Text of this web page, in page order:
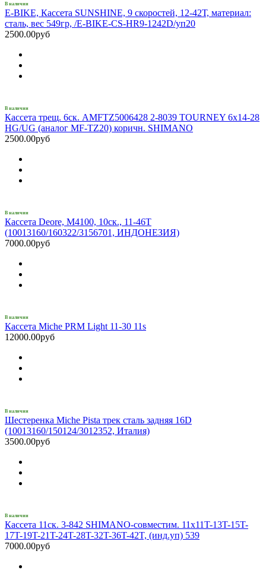
В наличии
E-BIKE, Кассета SUNSHINE, 9 скоростей, 12-42Т, материал:
сталь, вес 549гр, /E-BIKE-CS-HR9-1242D/уп20
2500.00руб
В наличии
Кассета трещ. 6ск. AMFTZ5006428 2-8039 TOURNEY 6х14-28
HG/UG (аналог MF-TZ20) коричн. SHIMANO
2500.00руб
В наличии
Кассета Deore, M4100, 10ск., 11-46T
(10013160/160322/3156701, ИНДОНЕЗИЯ)
7000.00руб
В наличии
Кассета Miche PRM Light 11-30 11s
12000.00руб
В наличии
Шестеренка Miche Pista трек сталь задняя 16D
(10013160/150124/3012352, Италия)
3500.00руб
В наличии
Кассета 11ск. 3-842 SHIMANO-совместим. 11x11T-13T-15T-
17T-19T-21T-24T-28T-32T-36T-42T, (инд.уп) 539
7000.00руб